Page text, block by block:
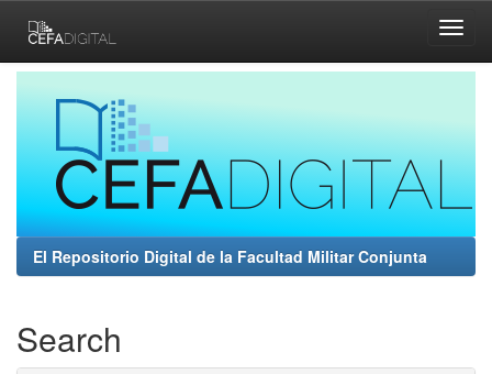
navigation
El Repositorio Digital de la Facultad Militar Conjunta
Search